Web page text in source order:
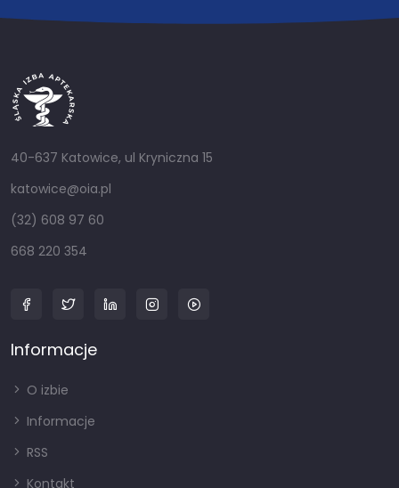
40-637 Katowice, ul Kryniczna 15
katowice@oia.pl
(32) 608 97 60
668 220 354
Informacje
O izbie
Informacje
RSS
Kontakt